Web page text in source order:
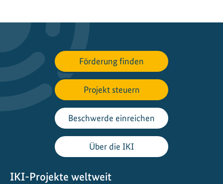
a
n
z
e
n
f
ü
d
Förderung finden
Projekt steuern
Beschwerde einreichen
Über die IKI
IKI-Projekte weltweit